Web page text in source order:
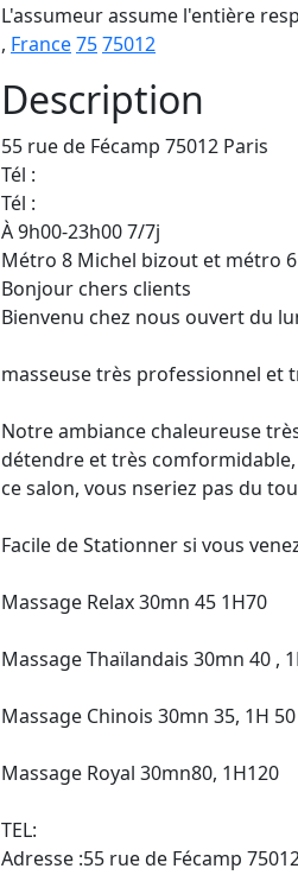
L'assumeur assume l'entière
, France7575012
Description
55 rue de Fécamp 75012 Paris
Tél :
Tél :
À 9h00-23h00 7/7j
Métro 8 Michel bizout et métro
Bonjour chers clients
Bienvenu chez nous ouvert du
masseuse très professionnel et
Notre ambiance chaleureuse
détendre et très
ce salon, vous nseriez pas du
Facile de Stationner si vous
Massage Relax 30mn 45 1H70
Massage Thaïlandais 30mn 40 ,
Massage Chinois 30mn 35, 1H 50
Massage Royal 30mn80, 1H120 
TEL:
Adresse :55 rue de Fécamp